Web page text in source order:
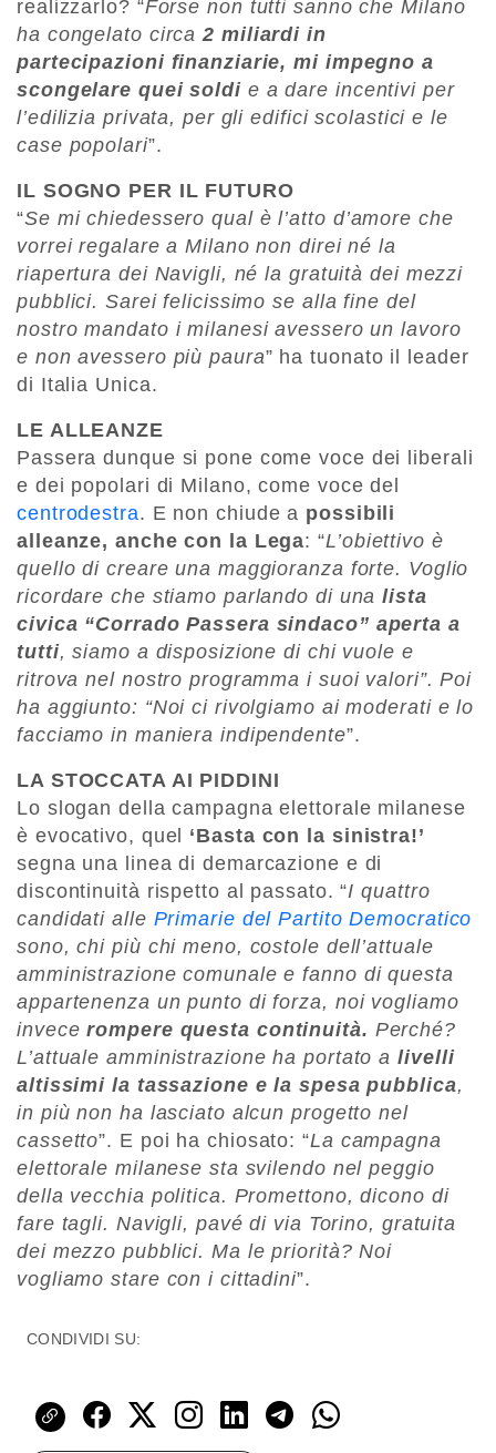
realizzarlo? “Forse non tutti sanno che Milano
ha congelato circa2 miliardi in
partecipazioni finanziarie, mi impegno a
scongelare quei soldie a dare incentivi per
l’edilizia privata, per gli edifici scolastici e le
case popolari”.
IL SOGNO PER IL FUTURO
“Se mi chiedessero qual è l’atto d’amore che
vorrei regalare a Milano non direi né la
riapertura dei Navigli, né la gratuità dei mezzi
pubblici. Sarei felicissimo se alla fine del
nostro mandato i milanesi avessero un lavoro
e non avessero più paura” ha tuonato il leader
di Italia Unica.
LE ALLEANZE
Passera dunque si pone come voce dei liberali
e dei popolari di Milano, come voce del
centrodestra. E non chiude a possibili
alleanze, anche con la Lega: “L’obiettivo è
quello di creare una maggioranza forte. Voglio
ricordare che stiamo parlando di unalista
civica “Corrado Passera sindaco” aperta a
tutti, siamo a disposizione di chi vuole e
ritrova nel nostro programma i suoi valori”. Poi
ha aggiunto: “Noi ci rivolgiamo ai moderati e lo
facciamo in maniera indipendente”.
LA STOCCATA AI PIDDINI
Lo slogan della campagna elettorale milanese
è evocativo, quel ‘Basta con la sinistra!’
segna una linea di demarcazione e di
discontinuità rispetto al passato. “I quattro
candidati alle Primarie del Partito Democratico
sono, chi più chi meno, costole dell’attuale
amministrazione comunale e fanno di questa
appartenenza un punto di forza, noi vogliamo
invecerompere questa continuità. Perché?
L’attuale amministrazione ha portato alivelli
altissimi la tassazione e la spesa pubblica,
in più non ha lasciato alcun progetto nel
cassetto”. E poi ha chiosato: “La campagna
elettorale milanese sta svilendo nel peggio
della vecchia politica. Promettono, dicono di
fare tagli. Navigli, pavé di via Torino, gratuita
dei mezzo pubblici. Ma le priorità? Noi
vogliamo stare con i cittadini”.
CONDIVIDI SU: